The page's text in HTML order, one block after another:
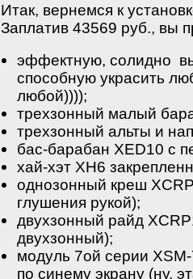
Итак, вернемся к
Заплатив 43569 руб., вы
эффектную, солидно
способную украсить
любой))));
трехзонный малый
трехзонный альты и
бас-барабан XED10 с
хай-хэт XH6
однозонный креш
глушения рукой);
двухзонный райд
двухзонный);
модуль 7ой серии
по синему экрану (ну,